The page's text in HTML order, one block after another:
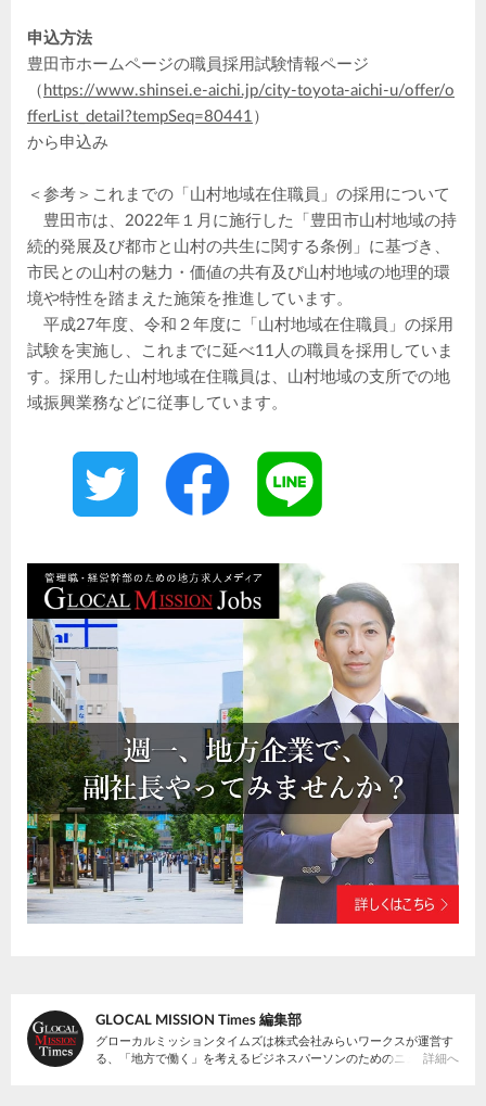
申込方法
豊田市ホームページの職員採用試験情報ページ
（ https://www.shinsei.e-aichi.jp/city-toyota-aichi-u/offer/o
fferList_detail?tempSeq=80441 ）
から申込み
＜参考＞これまでの「山村地域在住職員」の採用について
豊田市は、2022年１月に施行した「豊田市山村地域の持
続的発展及び都市と山村の共生に関する条例」に基づき、
市民との山村の魅力・価値の共有及び山村地域の地理的環
境や特性を踏まえた施策を推進しています。
平成27年度、令和２年度に「山村地域在住職員」の採用
試験を実施し、これまでに延べ11人の職員を採用していま
す。採用した山村地域在住職員は、山村地域の支所での地
域振興業務などに従事しています。
GLOCAL MISSION Times 編集部
グローカルミッションタイムズは株式会社みらいワークスが運営す
る、「地方で働く」を考えるビジネスパーソンのためのニュースサ
詳細へ